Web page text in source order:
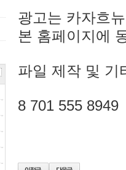
광고는 카자흐
본 홈페이지에
파일 제작 및 기
8 701 555 8949